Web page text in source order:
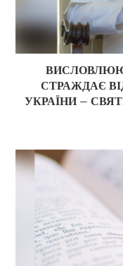
ВИСЛОВЛЮЮ
СТРАЖДАЄ
УКРАЇНИ –